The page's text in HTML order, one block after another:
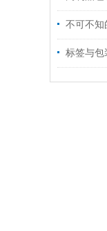
不可不知
标签与包